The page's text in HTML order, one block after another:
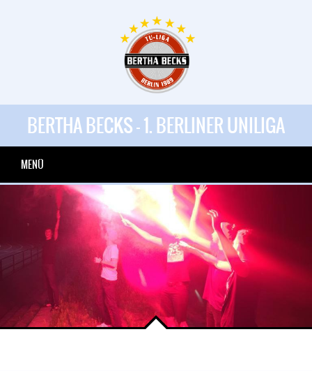
BERTHA BECKS - 1. BERLINER UNILIGA
MENÜ